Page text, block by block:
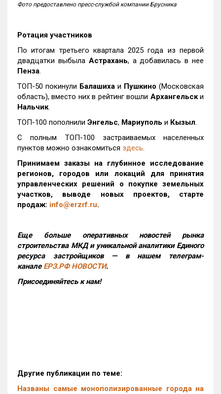
Фото предоставлено пресс-службой компании Брусника
Ротация участников
По итогам третьего квартала 2025 года из первой
двадцатки выбыла Астрахань, а добавилась в нее
Пенза.
ТОП-50 покинули Балашиха и Пушкино (Московская
область), вместо них в рейтинг вошли Архангельски
Нальчик.
ТОП-100 пополнили Энгельс, Мариуполь и Кызыл.
С полным ТОП-100 застраиваемых населенных
пунктов можно ознакомиться здесь.
Принимаем заказы на глубинное исследование
регионов, городов или локаций для принятия
управленческих решений о покупке земельных
участков, выводе новых проектов, старте
продаж: info@erzrf.ru.
Еще больше оперативных новостей рынка
строительства МКД и уникальной аналитики Единого
ресурса застройщиков — в нашем телеграм-
канале ЕРЗ.РФ НОВОСТИ.
Присоединяйтесь к нам!
Другие публикации по теме:
Названы самые монополизированные города на